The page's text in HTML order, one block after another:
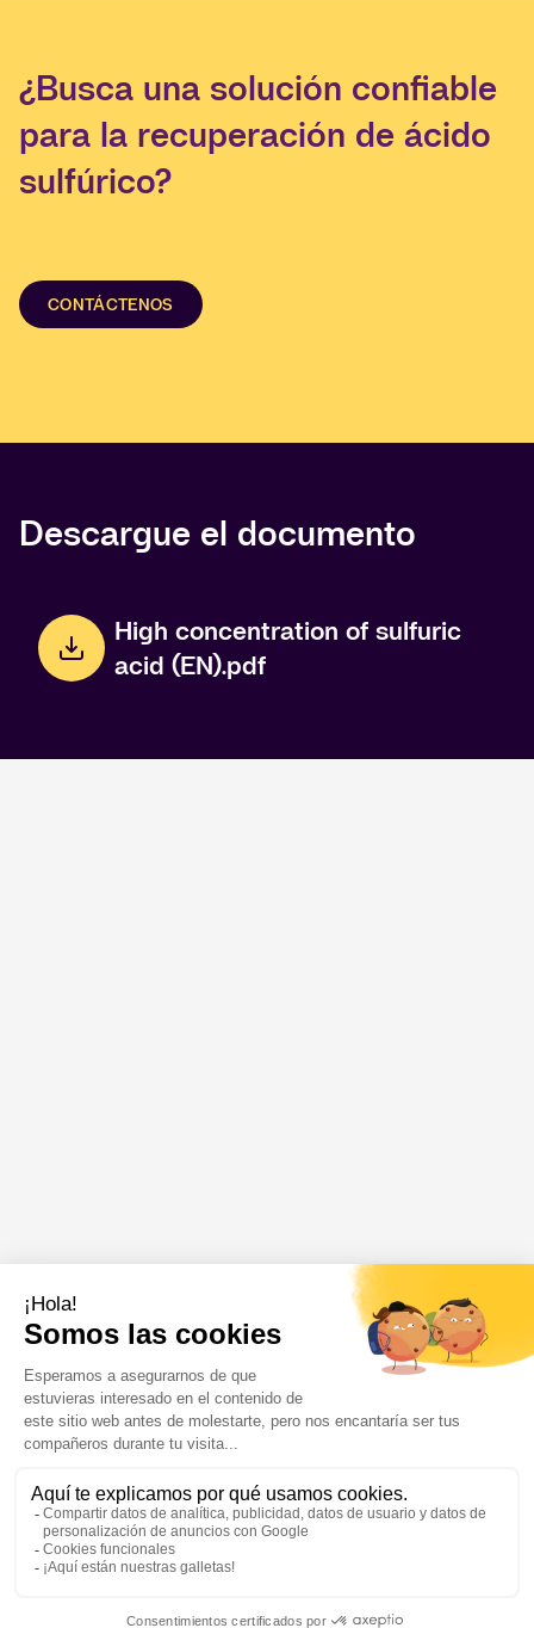
¿Busca una solución confiable
para la recuperación de ácido
sulfúrico?
CONTÁCTENOS
Descargue el documento
High concentration of sulfuric
acid (EN).pdf